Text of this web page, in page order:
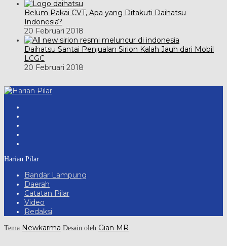
Belum Pakai CVT, Apa yang Ditakuti Daihatsu
Indonesia?
20 Februari 2018
Daihatsu Santai Penjualan Sirion Kalah Jauh dari Mobil
LCGC
20 Februari 2018
Harian Pilar
Bandar Lampung
Daerah
Catatan Pilar
Video
Redaksi
Tema Newkarma Desain oleh Gian MR